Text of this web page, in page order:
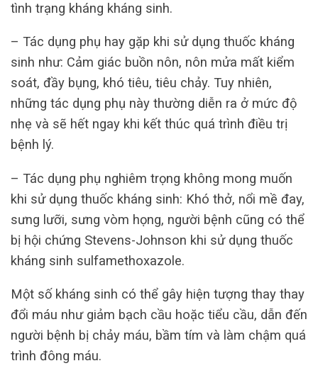
tình trạng kháng kháng sinh.
– Tác dụng phụ hay gặp khi sử dụng thuốc kháng
sinh như: Cảm giác buồn nôn, nôn mửa mất kiểm
soát, đầy bụng, khó tiêu, tiêu chảy. Tuy nhiên,
những tác dụng phụ này thường diễn ra ở mức độ
nhẹ và sẽ hết ngay khi kết thúc quá trình điều trị
bệnh lý.
– Tác dụng phụ nghiêm trọng không mong muốn
khi sử dụng thuốc kháng sinh: Khó thở, nổi mề đay,
sưng lưỡi, sưng vòm họng, người bệnh cũng có thể
bị hội chứng Stevens-Johnson khi sử dụng thuốc
kháng sinh sulfamethoxazole.
Một số kháng sinh có thể gây hiện tượng thay thay
đổi máu như giảm bạch cầu hoặc tiểu cầu, dẫn đến
người bệnh bị chảy máu, bầm tím và làm chậm quá
trình đông máu.